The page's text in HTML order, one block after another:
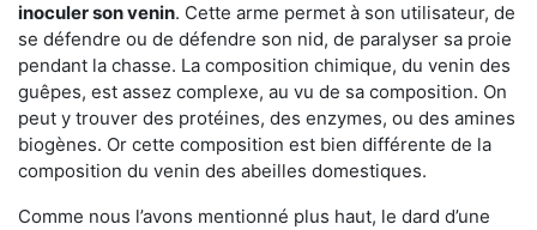
inoculer son venin. Cette arme permet à son utilisateur, de
se défendre ou de défendre son nid, de paralyser sa proie
pendant la chasse. La composition chimique, du venin des
guêpes, est assez complexe, au vu de sa composition. On
peut y trouver des protéines, des enzymes, ou des amines
biogènes. Or cette composition est bien différente de la
composition du venin des abeilles domestiques.
Comme nous l’avons mentionné plus haut, le dard d’une